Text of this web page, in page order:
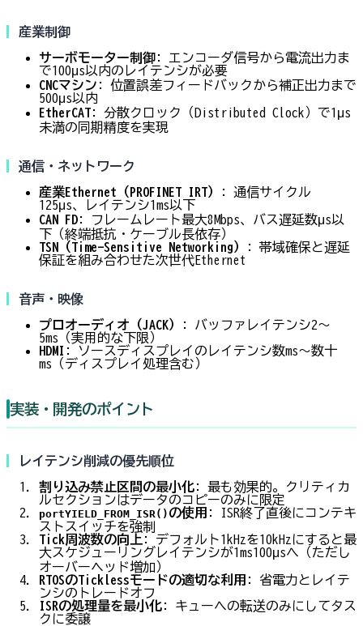
産業制御
サーボモーター制御: エンコーダ信号から電流出力ま
で100μs以内のレイテンシが必要
CNCマシン : 位置誤差フィードバックから補正出力まで
500μs以内
EtherCAT: 分散クロック（Distributed Clock）で1μs
未満の同期精度を実現
通信・ネットワーク
産業Ethernet（PROFINET IRT）
: 通信サイクル
125μs、レイテンシ1ms以下
CAN FD: フレームレート最大8Mbps、バス遅延数μs以
下（終端抵抗・ケーブル長依存）
TSN（Time-Sensitive Networking）
: 帯域確保と遅延
保証を組み合わせた次世代Ethernet
音声・映像
プロオーディオ（JACK）
: バッファレイテンシ2〜
5ms（実用的な下限）
HDMI : ソース→ディスプレイのレイテンシ数ms〜数十
ms（ディスプレイ処理含む）
実装・開発のポイント
レイテンシ削減の優先順位
割り込み禁止区間の最小化: 最も効果的。クリティカ
ルセクションはデータのコピーのみに限定
portYIELD_FROM_ISR() の使用 : ISR終了直後にコンテキ
ストスイッチを強制
Tick周波数の向上 : デフォルト1kHzを10kHzにすると最
大スケジューリングレイテンシが1ms→100μsへ（ただし
オーバーヘッド増加）
RTOSのTicklessモードの適切な利用 : 省電力とレイテ
ンシのトレードオフ
ISRの処理量を最小化: キューへの転送のみにしてタス
クに委譲